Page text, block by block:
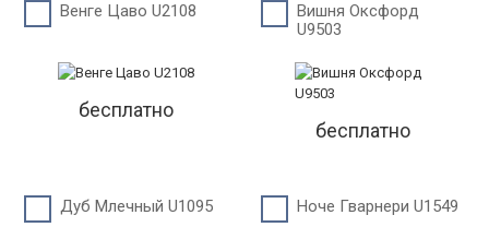
Венге Цаво U2108
бесплатно
Вишня Оксфорд
U9503
бесплатно
Дуб Млечный U1095 Ноче Гварнери U1549